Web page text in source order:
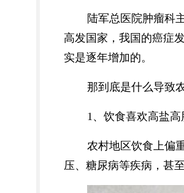
陆军总医院肿瘤科
高发国家，我国的癌症
实是逐年增加的。
那到底是什么导致
1、饮食喜欢高盐
农村地区饮食上偏
压、糖尿病等疾病，甚